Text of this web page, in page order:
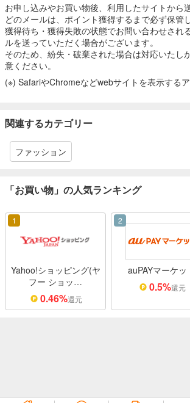
お申し込みやお買い物後、利用したサイトから
どのメールは、ポイント獲得するまで必ず保管
獲得待ち・獲得失敗の状態でお問い合わせされ
ルを送っていただく場合がございます。
そのため、紛失・破棄された場合は対応いたし
意ください。
(※) SafariやChromeなどwebサイトを表示する
関連するカテゴリー
ファッション
「お買い物」の人気ランキング
1
Yahoo!ショッピング(ヤ
フー ショッ…
0.46%還元
2
auPAYマーケッ
0.5%還元